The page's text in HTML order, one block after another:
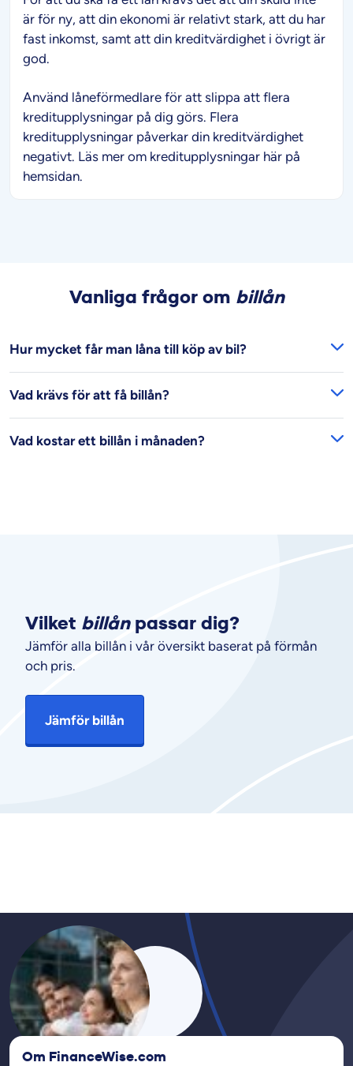
är för ny, att din ekonomi är relativt stark, att du har
fast inkomst, samt att din kreditvärdighet i övrigt är
god.
Använd låneförmedlare för att slippa att flera
kreditupplysningar på dig görs. Flera
kreditupplysningar påverkar din kreditvärdighet
negativt. Läs mer om kreditupplysningar här på
hemsidan.
Vanliga frågor om billån
Hur mycket får man låna till köp av bil?
Vad krävs för att få billån?
Vad kostar ett billån i månaden?
Vilket billånpassar dig?
Jämför alla billån i vår översikt baserat på förmån
och pris.
Jämför billån
Om FinanceWise.com